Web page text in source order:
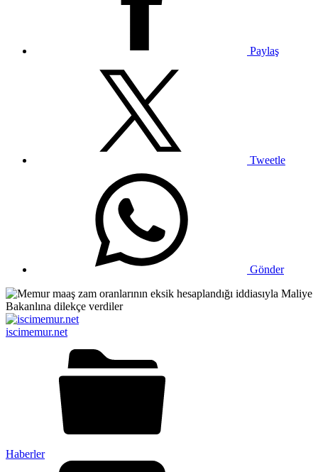
Paylaş
Tweetle
Gönder
iscimemur.net
Haberler